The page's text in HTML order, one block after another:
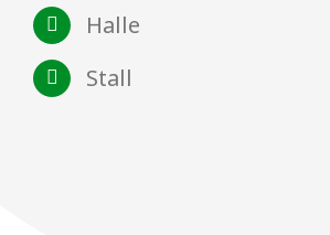
Halle
Stall